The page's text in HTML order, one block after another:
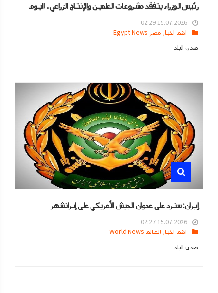
رئيس الوزراء يتفقد مشروعات العلمين والإنتاج الزراعي.. اليوم
15.07.2026 02:29
اهم اخبار مصر Egypt News
صدى البلد
إيران: سنرد على عدوان الجيش الأمريكي على إيرانشهر
15.07.2026 02:27
اهم اخبار العالم World News
صدى البلد